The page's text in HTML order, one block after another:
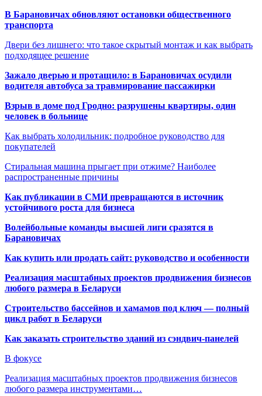
В Барановичах обновляют остановки общественного
транспорта
Двери без лишнего: что такое скрытый монтаж и как выбрать
подходящее решение
Зажало дверью и протащило: в Барановичах осудили
водителя автобуса за травмирование пассажирки
Взрыв в доме под Гродно: разрушены квартиры, один
человек в больнице
Как выбрать холодильник: подробное руководство для
покупателей
Стиральная машина прыгает при отжиме? Наиболее
распространенные причины
Как публикации в СМИ превращаются в источник
устойчивого роста для бизнеса
Волейбольные команды высшей лиги сразятся в
Барановичах
Как купить или продать сайт: руководство и особенности
Реализация масштабных проектов продвижения бизнесов
любого размера в Беларуси
Строительство бассейнов и хамамов под ключ — полный
цикл работ в Беларуси
Как заказать строительство зданий из сэндвич-панелей
В фокусе
Реализация масштабных проектов продвижения бизнесов
любого размера инструментами…